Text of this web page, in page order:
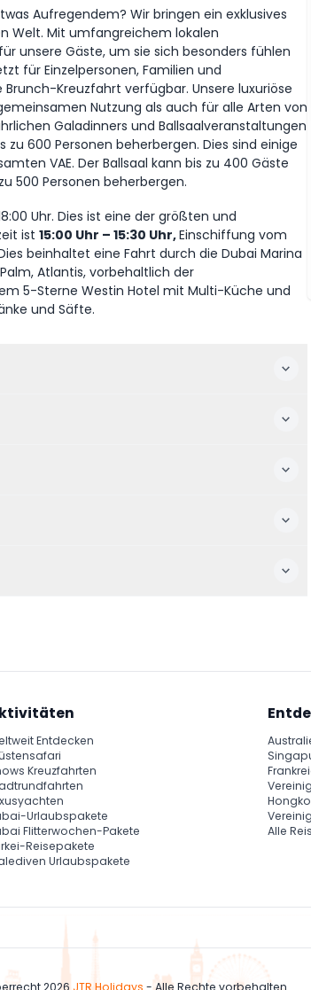
Aufregendem? Wir bringen ein exklusives
Welt. Mit umfangreichem lokalen
unsere Gäste, um sie sich besonders fühlen
für Einzelpersonen, Familien und
Kreuzfahrt verfügbar. Unsere luxuriöse
Nutzung als auch für alle Arten von
Galadinners und Ballsaalveranstaltungen
600 Personen beherbergen. Dies sind einige
VAE. Der Ballsaal kann bis zu 400 Gäste
500 Personen beherbergen.
Uhr. Dies ist eine der größten und
ist 15:00 Uhr – 15:30 Uhr,Einschiffung vom
beinhaltet eine Fahrt durch die Dubai Marina
Atlantis, vorbehaltlich der
5-Sterne Westin Hotel mit Multi-Küche und
und Säfte.
Entdecken
Kreuzfahrten
Urlaubspakete
Flitterwochen-Pakete
Reisepakete
Urlaubspakete
Alle
2026 JTR Holidays - Alle Rechte vorbehalten